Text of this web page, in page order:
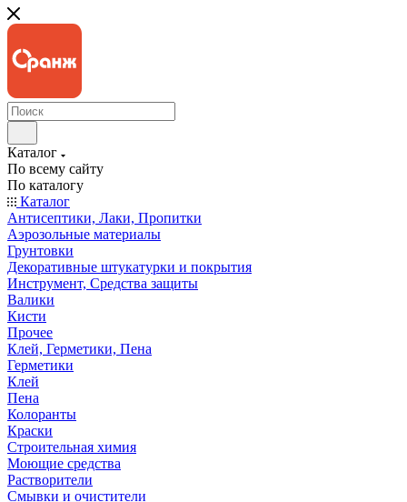
Каталог
По всему сайту
По каталогу
Каталог
Антисептики, Лаки, Пропитки
Аэрозольные материалы
Грунтовки
Декоративные штукатурки и покрытия
Инструмент, Средства защиты
Валики
Кисти
Прочее
Клей, Герметики, Пена
Герметики
Клей
Пена
Колоранты
Краски
Строительная химия
Моющие средства
Растворители
Смывки и очистители